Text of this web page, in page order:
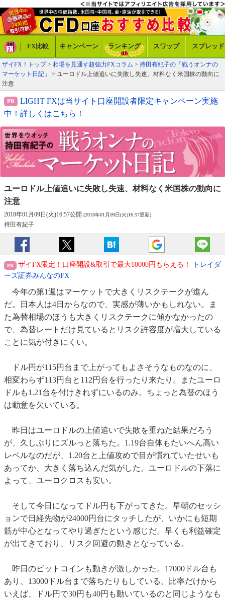
FX比較 キャンペーン ランキング スワップ スプレッド
ザイFX！トップ> 相場を見通す超強力FXコラム > 持田有紀子の「戦うオンナの
マーケット日記」
> ユーロドル上値追いに失敗し失速、材料なく米国株の動向に
注意
LIGHT FXは当サイト口座開設者限定キャンペーン実施
中！詳しくはこちら！
ユーロドル上値追いに失敗し失速、 材料なく米国株の動向に
注意
2018年01月09日(火)16:57公開 [2018年01月09日(火)16:57更新]
持田有紀子
ザイFX限定！口座開設&取引で最大10000円もらえる！
トレイダ
ーズ証券みんなのFX
今年の第1週はマーケットで大きくリスクテークが進ん
だ。日本人は4日からなので、実感が薄いかもしれない。ま
た為替相場のほうも大きくリスクテークに傾かなかったの
で、為替レートだけ見ているとリスク許容度が増大している
ことに気が付きにくい。
ドル円が115円台まで上がってもよさそうなものなのに、
相変わらず113円台と112円台を行ったり来たり。またユーロ
ドルも1.21台を付けきれずにいるのみ。ちょっと為替のほう
は動意を欠いている。
昨日はユーロドルの上値追いで失敗を重ねた結果だろう
が、久しぶりにズルっと落ちた。1.19台自体もたいへん高い
レベルなのだが、1.20台と上値攻めで目が慣れていたせいも
あってか、大きく落ち込んだ気がした。ユーロドルの下落に
よって、ユーロクロスも安い。
そして今日になってドル円も下がってきた。早朝のセッシ
ョンで日経先物が24000円台にタッチしたが、いかにも短期
筋が中心となってやり過ぎたという感じだ。早くも利益確定
が出てきており、リスク回避の動きとなっている。
昨日のビットコインも動きが激しかった。17000ドル台も
あり、13000ドル台まで落ちたりもしている。比率だけから
いえば、ドル円で30円も40円も動いているのと同じようなも